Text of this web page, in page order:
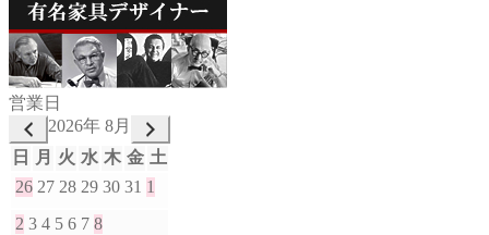
営業日
2026年 8月
日
月 火 水 木 金 土
26 27 28 29 30 31 1
2 3 4 5 6 7 8